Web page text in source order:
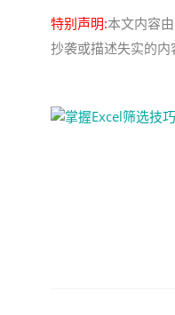
特别声明:本文内容
抄袭或描述失实的